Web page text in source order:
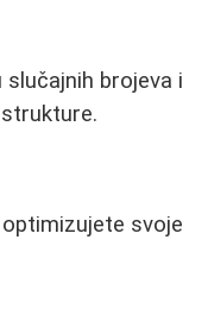
brojeva i
svoje